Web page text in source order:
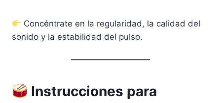
Concéntrate en la regularidad, la calidad del
sonido y la estabilidad del pulso.
Instrucciones para